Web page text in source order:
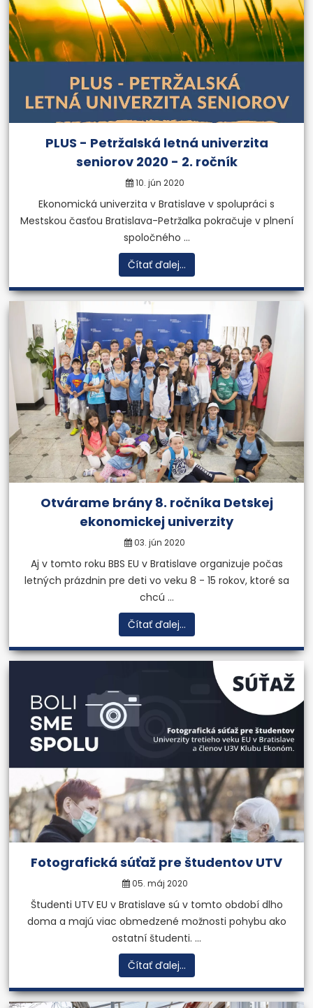
PLUS - Petržalská letná univerzita
seniorov 2020 - 2. ročník
10. jún 2020
Ekonomická univerzita v Bratislave v spolupráci s
Mestskou časťou Bratislava-Petržalka pokračuje v plnení
spoločného ...
Čítať ďalej...
Otvárame brány 8. ročníka Detskej
ekonomickej univerzity
03. jún 2020
Aj v tomto roku BBS EU v Bratislave organizuje počas
letných prázdnin pre deti vo veku 8 - 15 rokov, ktoré sa
chcú ...
Čítať ďalej...
Fotografická súťaž pre študentov UTV
05. máj 2020
Študenti UTV EU v Bratislave sú v tomto období dlho
doma a majú viac obmedzené možnosti pohybu ako
ostatní študenti. ...
Čítať ďalej...